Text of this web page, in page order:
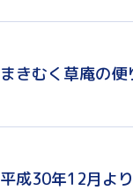
まきむく草庵の
平成30年12月よ